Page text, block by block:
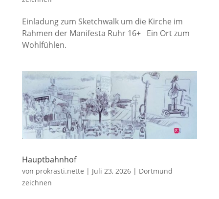
Einladung zum Sketchwalk um die Kirche im
Rahmen der Manifesta Ruhr 16+ Ein Ort zum
Wohlfühlen.
Hauptbahnhof
von prokrasti.nette | Juli 23, 2026| Dortmund
zeichnen